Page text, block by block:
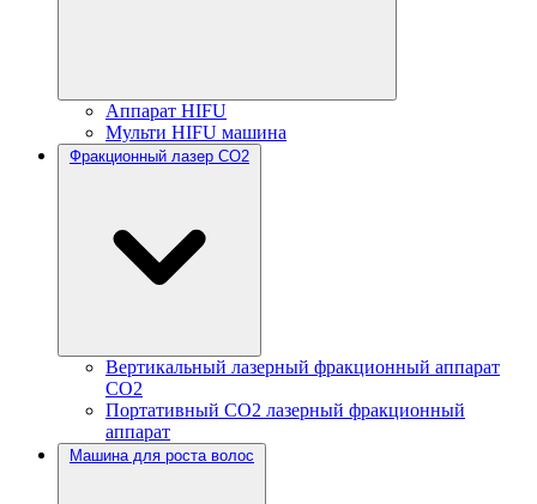
Аппарат HIFU
Мульти HIFU машина
Фракционный лазер CO2
Вертикальный лазерный фракционный аппарат
CO2
Портативный CO2 лазерный фракционный
аппарат
Машина для роста волос